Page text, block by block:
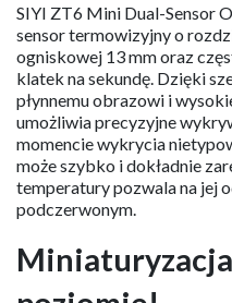
SIYI ZT6 Mini Dual-Sensor
sensor termowizyjny o
ogniskowej 13 mm oraz
klatek na sekundę. Dzięki
płynnemu obrazowi i
umożliwia precyzyjne
momencie wykrycia
może szybko i dokładnie
temperatury pozwala na jej
podczerwonym.